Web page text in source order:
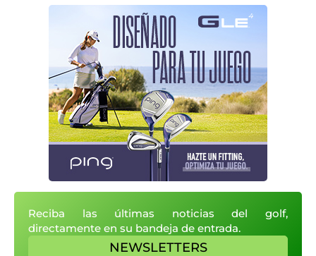
Reciba las últimas noticias del golf,
directamente en su bandeja de entrada.
NEWSLETTERS